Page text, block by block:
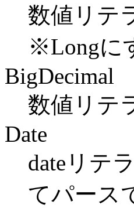
数値リテ
※Longに
BigDecimal
数値リテ
Date
dateリテ
てパース